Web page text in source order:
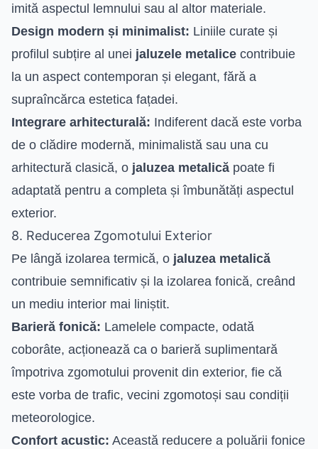
imită aspectul lemnului sau al altor materiale.
Design modern și minimalist: Liniile curate și
profilul subțire al unei jaluzele metalice contribuie
la un aspect contemporan și elegant, fără a
supraîncărca estetica fațadei.
Integrare arhitecturală: Indiferent dacă este vorba
de o clădire modernă, minimalistă sau una cu
arhitectură clasică, o jaluzea metalică poate fi
adaptată pentru a completa și îmbunătăți aspectul
exterior.
8. Reducerea Zgomotului Exterior
Pe lângă izolarea termică, o jaluzea metalică
contribuie semnificativ și la izolarea fonică, creând
un mediu interior mai liniștit.
Barieră fonică: Lamelele compacte, odată
coborâte, acționează ca o barieră suplimentară
împotriva zgomotului provenit din exterior, fie că
este vorba de trafic, vecini zgomotoși sau condiții
meteorologice.
Confort acustic: Această reducere a poluării fonice